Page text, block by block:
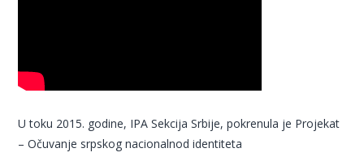
U toku 2015. godine, IPA Sekcija Srbije, pokrenula je Projekat
– Očuvanje srpskog nacionalnod identiteta